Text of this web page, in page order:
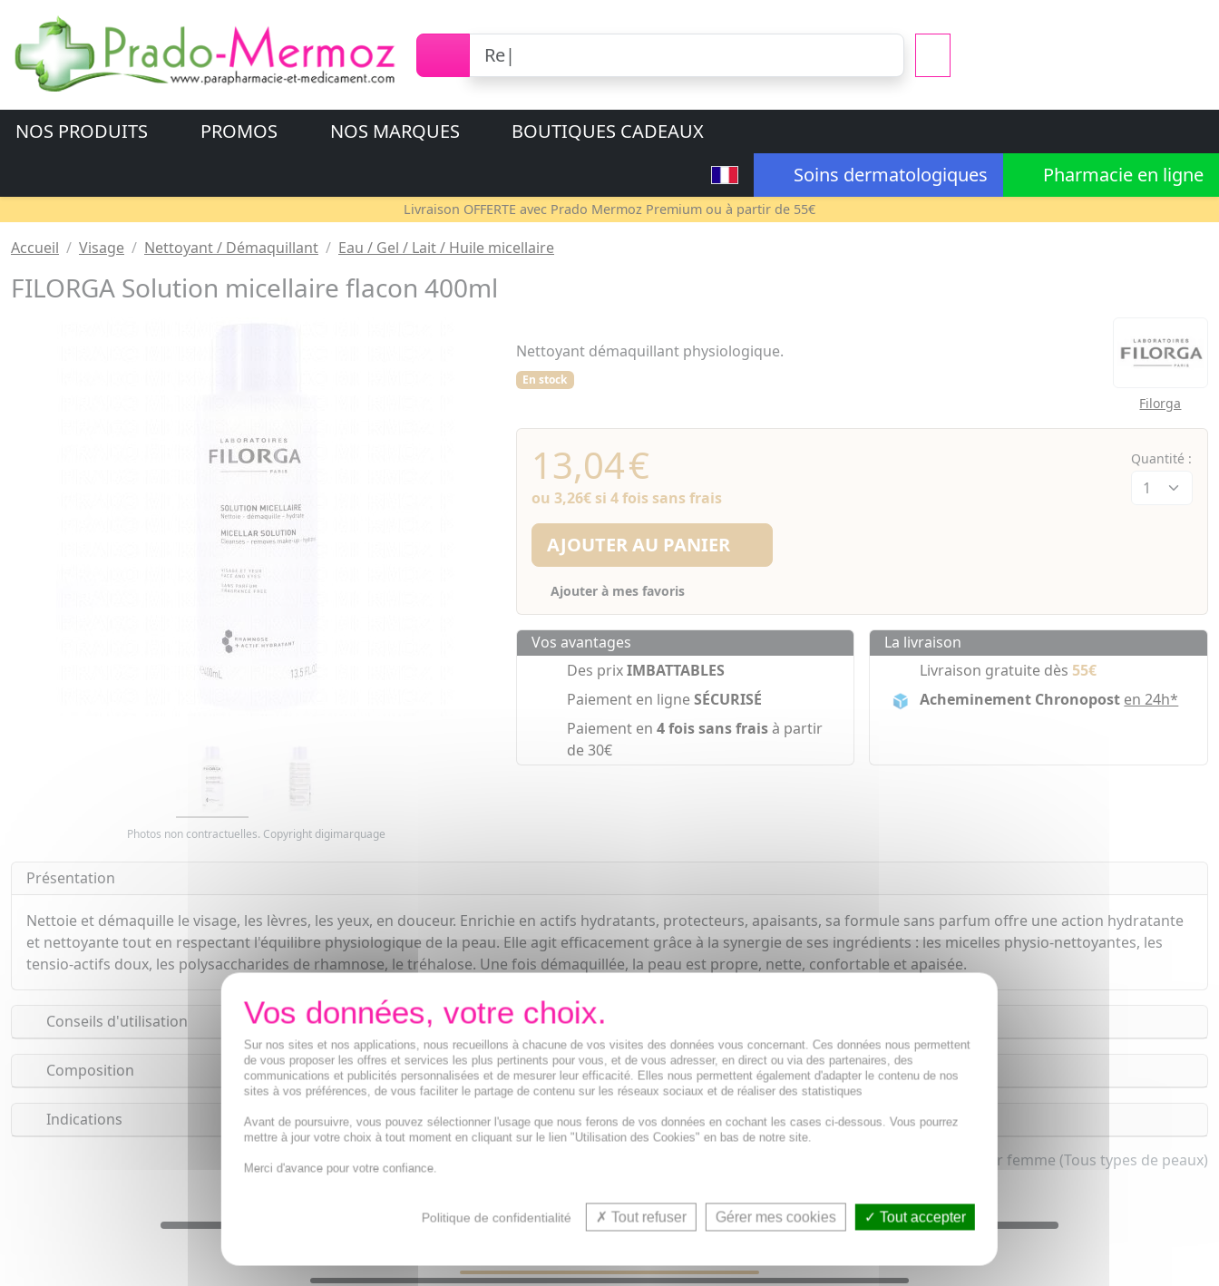
NOS PRODUITS PROMOS NOS MARQUES
BOUTIQUES CADEAUX
Soins dermatologiques
Pharmacie en ligne
Livraison OFFERTE avec Prado Mermoz Premium ou à partir de 55€
Accueil Visage Nettoyant / Démaquillant Eau / Gel / Lait / Huile micellaire
FILORGA Solution micellaire flacon 400ml
Photos non contractuelles. Copyright digimarquage
Nettoyant démaquillant physiologique.
En stock
Filorga
13,04€
ou 3,26€si 4 fois sans frais
Quantité :
AJOUTER AU PANIER
Ajouter à mes favoris
Vos avantages
Des prixIMBATTABLES
Paiement en ligneSÉCURISÉ
Paiement en 4 fois sans fraisà partir
de 30€
La livraison
Livraison gratuite dès 55€
Acheminement Chronopost en 24h*
Présentation
Nettoie et démaquille le visage, les lèvres, les yeux, en douceur. Enrichie en actifs hydratants, protecteurs, apaisants, sa formule sans parfum offre une action hydratante
et nettoyante tout en respectant l'équilibre physiologique de la peau. Elle agit efficacement grâce à la synergie de ses ingrédients : les micelles physio-nettoyantes, les
tensio-actifs doux, les polysaccharides de rhamnose, le tréhalose. Une fois démaquillée, la peau est propre, nette, confortable et apaisée.
Conseils d'utilisation
Composition
Indications
Eau micellaire pour femme (Tous types de peaux)
Sur nos sites et nos applications, nous recueillons à chacune de vos visites des données vous concernant. Ces données nous permettent
de vous proposer les offres et services les plus pertinents pour vous, et de vous adresser, en direct ou via des partenaires, des
communications et publicités personnalisées et de mesurer leur efficacité. Elles nous permettent également d'adapter le contenu de nos
sites à vos préférences, de vous faciliter le partage de contenu sur les réseaux sociaux et de réaliser des statistiques
Avant de poursuivre, vous pouvez sélectionner l'usage que nous ferons de vos données en cochant les cases ci-dessous. Vous pourrez
mettre à jour votre choix à tout moment en cliquant sur le lien "Utilisation des Cookies" en bas de notre site.
Merci d'avance pour votre confiance.
Politique de confidentialité Tout refuser Gérer mes cookies Tout accepter